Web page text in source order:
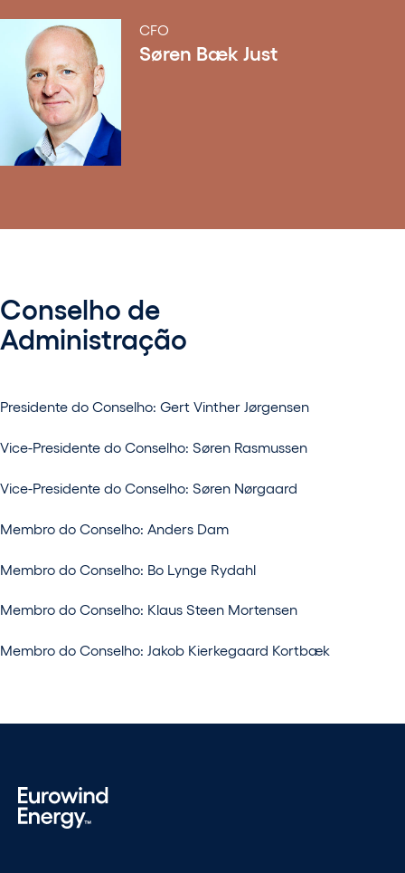
CFO
Søren Bæk Just
Conselho de
Administração
Presidente do Conselho: Gert Vinther Jørgensen
Vice-Presidente do Conselho: Søren Rasmussen
Vice-Presidente do Conselho: Søren Nørgaard
Membro do Conselho: Anders Dam
Membro do Conselho: Bo Lynge Rydahl
Membro do Conselho: Klaus Steen Mortensen
Membro do Conselho: Jakob Kierkegaard Kortbæk